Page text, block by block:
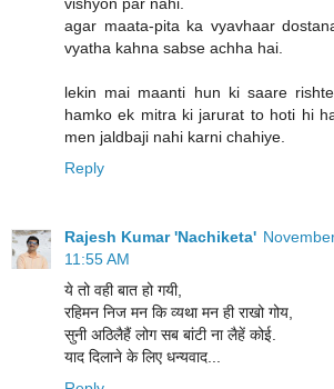
agar maata-pita ka vyavhaar
vyatha kahna sabse achha hai.
lekin mai maanti hun ki saare
hamko ek mitra ki jarurat to hoti hi
men jaldbaji nahi karni chahiye.
Reply
Rajesh Kumar 'Nachiketa'
11:55 AM
ये तो वही बात हो गयी,
रहिमन निज मन कि व्यथा मन ही राखो गोय,
सुनी अठिलैहैं लोग सब बांटी ना लैहें कोई.
याद दिलाने के लिए धन्यवाद...